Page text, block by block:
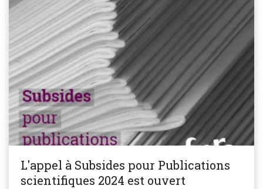
L'appel à Subsides pour Publications
scientifiques 2024 est ouvert